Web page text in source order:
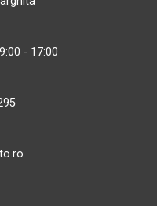
- 17:00